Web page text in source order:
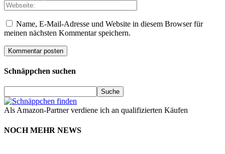
Name, E-Mail-Adresse und Website in diesem Browser für
meinen nächsten Kommentar speichern.
Schnäppchen suchen
Als Amazon-Partner verdiene ich an qualifizierten Käufen
NOCH MEHR NEWS